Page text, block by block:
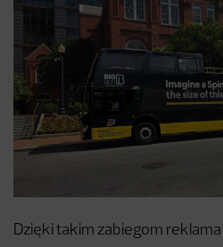
Dzięki takim zabiegom